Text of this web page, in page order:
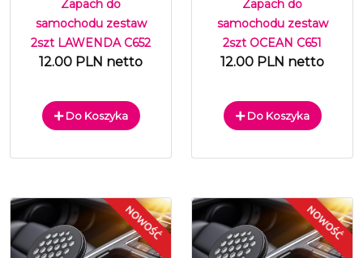
Zapach do
samochodu zestaw
2szt LAWENDA C652
12.00 PLN netto
Do Koszyka
Zapach do
samochodu zestaw
2szt OCEAN C651
12.00 PLN netto
Do Koszyka